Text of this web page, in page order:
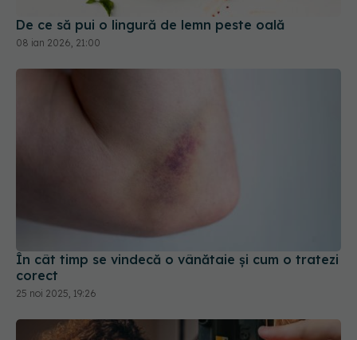
De ce să pui o lingură de lemn peste oală
08 ian 2026, 21:00
În cât timp se vindecă o vânătaie și cum o tratezi
corect
25 noi 2025, 19:26